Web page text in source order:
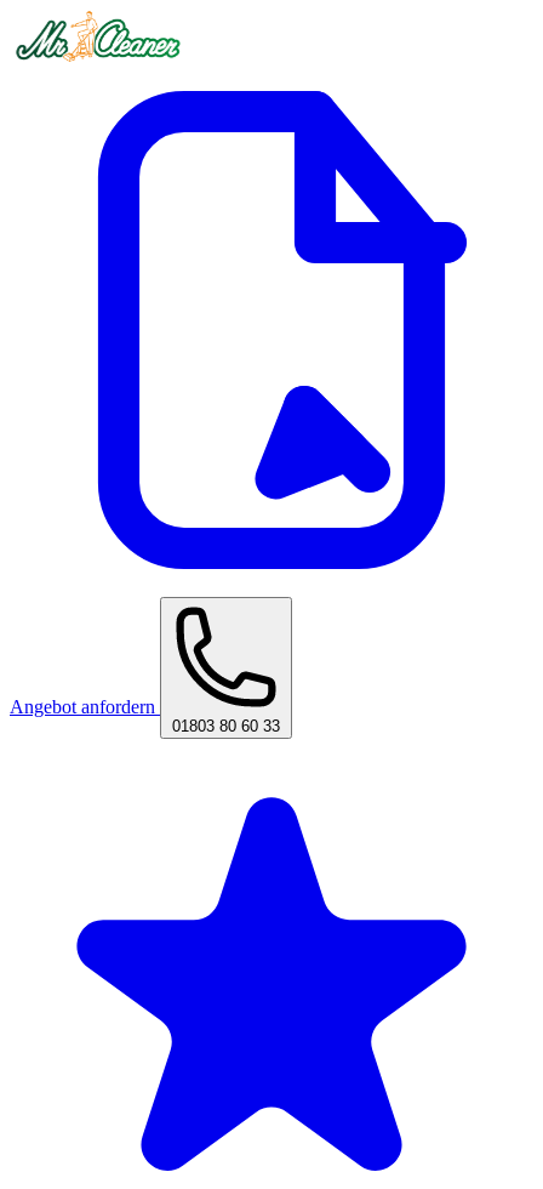
Angebot anfordern
01803 80 60 33